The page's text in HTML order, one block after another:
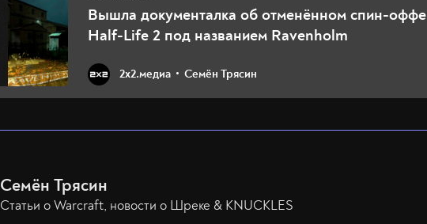
Вышла документалка об отменённом спин-оффе
Half-Life 2 под названием Ravenholm
2х2.медиа Семён Трясин
Семён Трясин
Статьи о Warcraft, новости о Шреке & KNUCKLES